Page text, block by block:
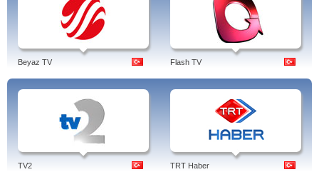
Beyaz TV Flash TV
TV2 TRT Haber